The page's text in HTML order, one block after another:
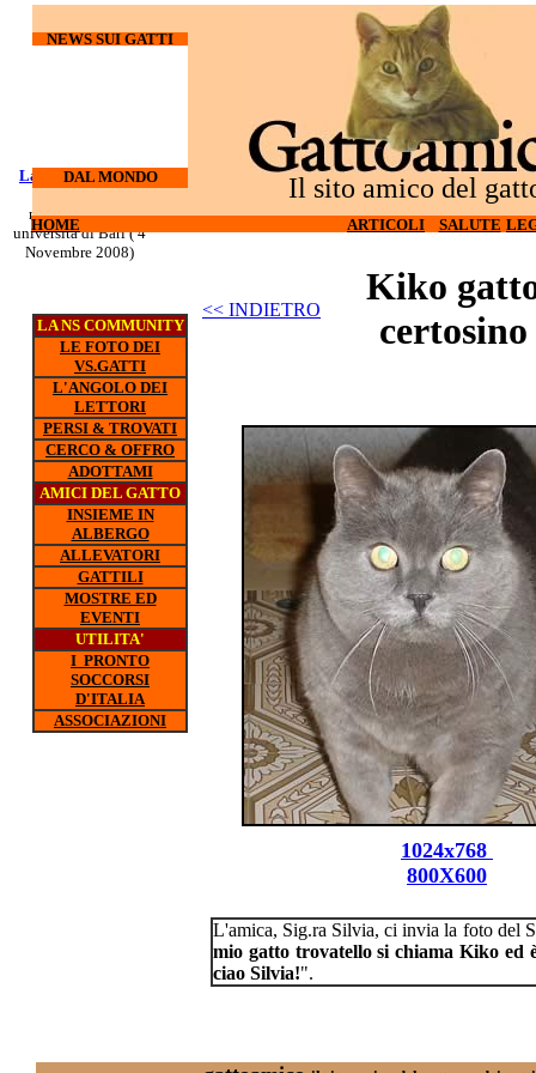
Il sito amico del
DAL MONDO
NEWS SUI GATTI
HOME ARTICOLI SALUTE
Kiko
certosino
<< INDIETRO
1024x768
800X600
L'amica, Sig.ra Silvia, ci invia la foto del
mio gatto trovatello si chiama Kiko ed
ciao Silvia!".
LA NS COMMUNITY
LE FOTO DEI
VS.GATTI
L'ANGOLO DEI
LETTORI
PERSI & TROVATI
CERCO & OFFRO
ADOTTAMI
AMICI DEL GATTO
INSIEME IN
ALBERGO
ALLEVATORI
GATTILI
MOSTRE ED
EVENTI
UTILITA'
I PRONTO
SOCCORSI
D'ITALIA
ASSOCIAZIONI
I gatti
Ottobre 2008)
Laureati su cani e
nuovo corso all'
universita di Bari ( 4
Novembre 2008)